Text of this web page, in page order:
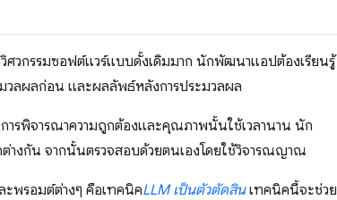
ศวกรรมซอฟต์แวร์แบบดั้งเดิมมาก นักพัฒนาแอปต้องเรียนรู้
ลผลก่อน และผลลัพธ์หลังการประมวลผล
ารพิจารณาความถูกต้องและคุณภาพนั้นใช้เวลานาน นัก
งกัน จากนั้นตรวจสอบด้วยตนเองโดยใช้วิจารณญาณ
พรอมต์ต่างๆ คือเทคนิคLLM เป็นตัวตัดสินเทคนิคนี้จะช่วย